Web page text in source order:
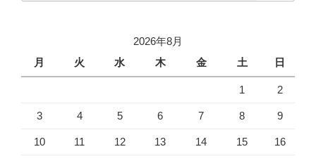
2026年8月
月
火 水 木 金 土 日
1 2
3 4 5 6 7 8 9
10 11 12 13 14 15 16